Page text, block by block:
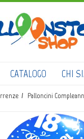
CATALOGO CHI
Palloncini